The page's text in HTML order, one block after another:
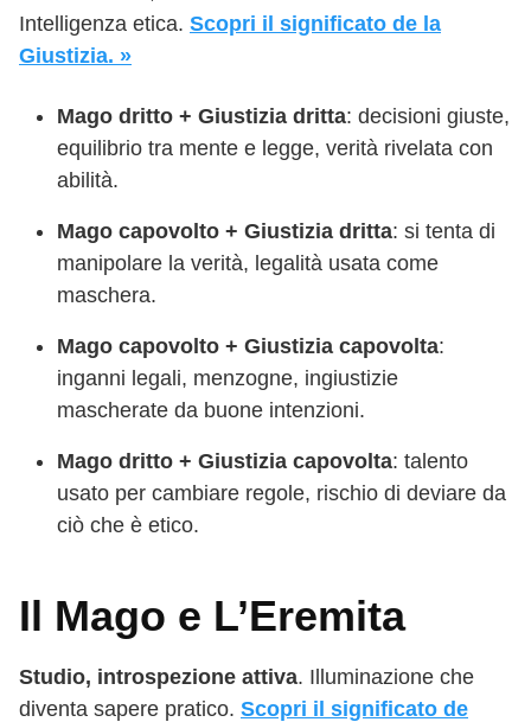
Intelligenza etica. Scopri il significato de la
Giustizia. »
Mago dritto + Giustizia dritta: decisioni giuste,
equilibrio tra mente e legge, verità rivelata con
abilità.
Mago capovolto + Giustizia dritta: si tenta di
manipolare la verità, legalità usata come
maschera.
Mago capovolto + Giustizia capovolta:
inganni legali, menzogne, ingiustizie
mascherate da buone intenzioni.
Mago dritto + Giustizia capovolta: talento
usato per cambiare regole, rischio di deviare da
ciò che è etico.
Il Mago e L’Eremita
Studio, introspezione attiva. Illuminazione che
diventa sapere pratico. Scopri il significato de